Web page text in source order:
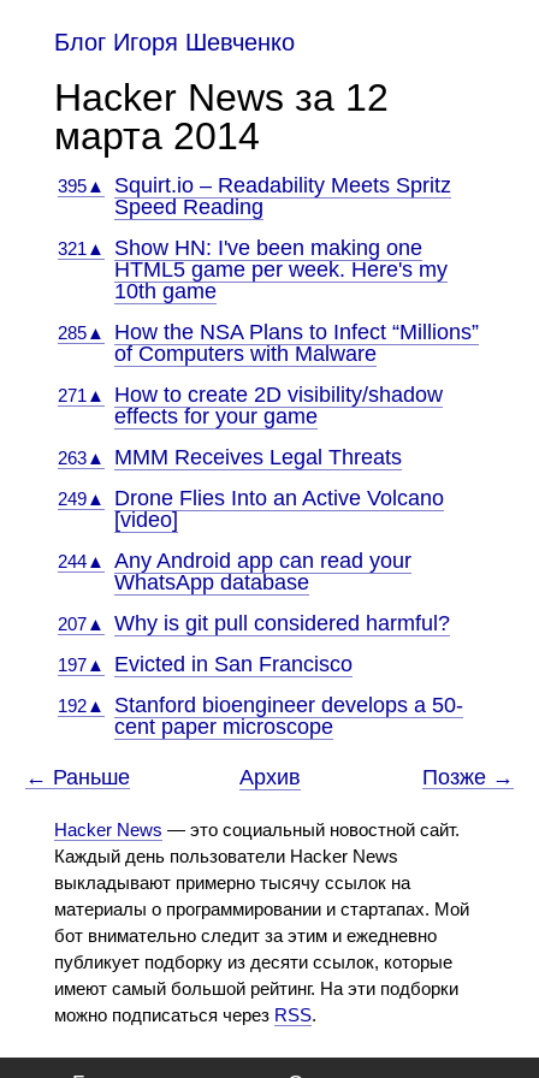
Блог Игоря Шевченко
Hacker News за 12
марта 2014
395▲
Squirt.io – Readability Meets Spritz
Speed Reading
321▲
Show HN: I've been making one
HTML5 game per week. Here's my
10th game
285▲
How the NSA Plans to Infect “Millions”
of Computers with Malware
271▲
How to create 2D visibility/shadow
effects for your game
263▲ MMM Receives Legal Threats
249▲
Drone Flies Into an Active Volcano
[video]
244▲
Any Android app can read your
WhatsApp database
207▲ Why is git pull considered harmful?
197▲ Evicted in San Francisco
192▲
Stanford bioengineer develops a 50-
cent paper microscope
← Раньше Архив Позже →
Hacker News — это социальный новостной сайт.
Каждый день пользователи Hacker News
выкладывают примерно тысячу ссылок на
материалы о программировании и стартапах. Мой
бот внимательно следит за этим и ежедневно
публикует подборку из десяти ссылок, которые
имеют самый большой рейтинг. На эти подборки
можно подписаться через RSS.